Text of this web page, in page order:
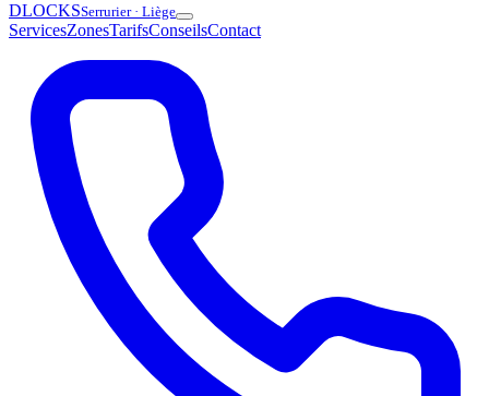
DLOCKSSerrurier · Liège
ServicesZonesTarifsConseilsContact